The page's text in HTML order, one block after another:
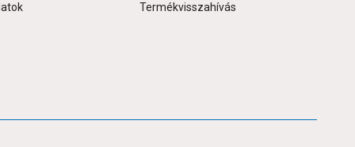
Termékvisszahívás